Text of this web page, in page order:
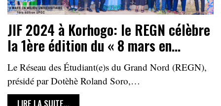
JIF 2024 à Korhogo: le REGN célèbre
la 1ère édition du « 8 mars en…
Le Réseau des Étudiant(e)s du Grand Nord (REGN),
présidé par Dotèhè Roland Soro,…
LIRE LA SUITE...